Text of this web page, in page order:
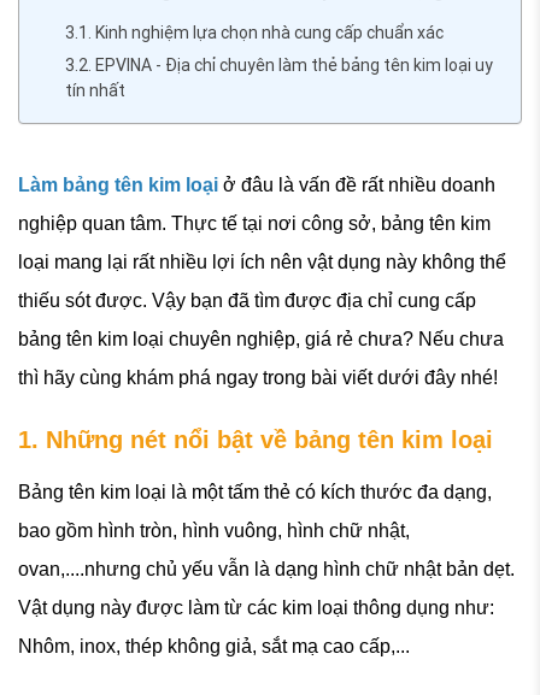
3.1. Kinh nghiệm lựa chọn nhà cung cấp chuẩn xác
3.2. EPVINA - Địa chỉ chuyên làm thẻ bảng tên kim loại uy
tín nhất
Làm bảng tên kim loại ở đâu là vấn đề rất nhiều doanh
nghiệp quan tâm. Thực tế tại nơi công sở, bảng tên kim
loại mang lại rất nhiều lợi ích nên vật dụng này không thể
thiếu sót được. Vậy bạn đã tìm được địa chỉ cung cấp
bảng tên kim loại chuyên nghiệp, giá rẻ chưa? Nếu chưa
thì hãy cùng khám phá ngay trong bài viết dưới đây nhé!
1. Những nét nổi bật về bảng tên kim loại
Bảng tên kim loại là một tấm thẻ có kích thước đa dạng,
bao gồm hình tròn, hình vuông, hình chữ nhật,
ovan,....nhưng chủ yếu vẫn là dạng hình chữ nhật bản dẹt.
Vật dụng này được làm từ các kim loại thông dụng như:
Nhôm, inox, thép không giả, sắt mạ cao cấp,...